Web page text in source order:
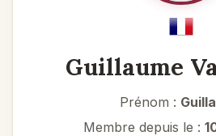
Guillaume
Prénom :
Membre depuis le :